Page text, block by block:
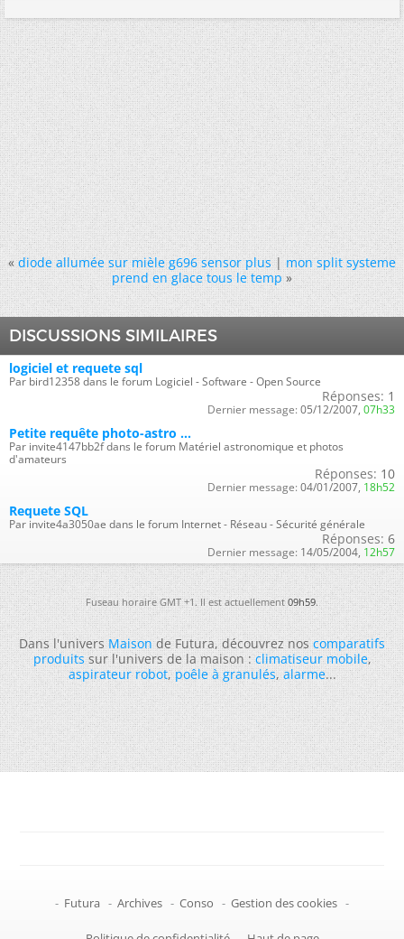
« diode allumée sur mièle g696 sensor plus|mon split systeme
prend en glace tous le temp »
DISCUSSIONS SIMILAIRES
logiciel et requete sql
Par bird12358 dans le forum Logiciel - Software - Open Source
Réponses: 1
Dernier message: 05/12/2007, 07h33
Petite requête photo-astro ...
Par invite4147bb2f dans le forum Matériel astronomique et photos
d'amateurs
Réponses: 10
Dernier message: 04/01/2007, 18h52
Requete SQL
Par invite4a3050ae dans le forum Internet - Réseau - Sécurité générale
Réponses: 6
Dernier message: 14/05/2004, 12h57
Fuseau horaire GMT +1. Il est actuellement09h59.
Dans l'universMaisonde Futura, découvrez noscomparatifs
produitssur l'univers de la maison :climatiseur mobile,
aspirateur robot,poêle à granulés,alarme...
- Futura - Archives - Conso - Gestion des cookies -